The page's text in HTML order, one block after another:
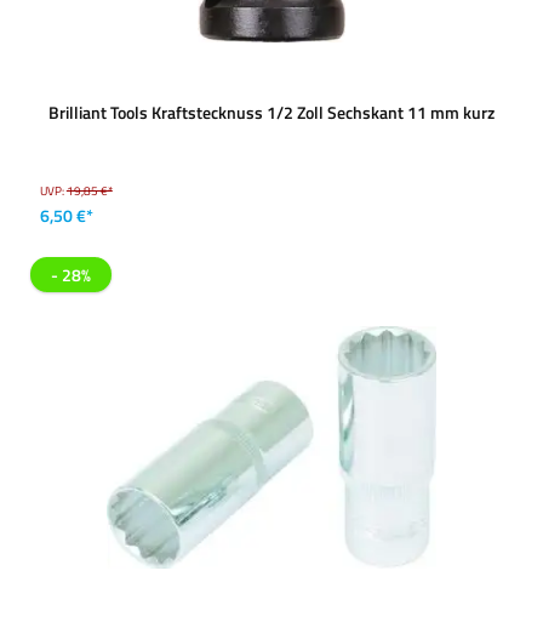
Brilliant Tools Kraftstecknuss 1/2 Zoll Sechskant 11 mm kurz
UVP:19,85 €*
6,50 €*
- 28%